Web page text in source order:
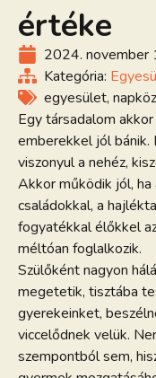
értéke
2024. november
Kategória:
egyesület,
Egy társadalom
emberekkel jól
viszonyul a nehéz,
Akkor működik jól,
családokkal, a
fogyatékkal élőkkel
méltóan foglalkozik.
Szülőként nagyon
megetetik, tisztába
gyerekeinket,
viccelődnek velük.
szempontból sem,